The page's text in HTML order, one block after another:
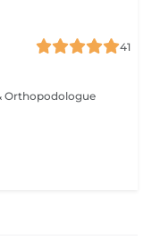
41
Orthopodologue